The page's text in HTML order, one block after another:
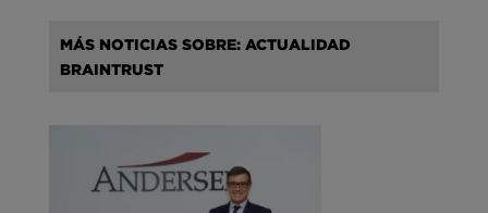
MÁS NOTICIAS SOBRE: ACTUALIDAD
BRAINTRUST